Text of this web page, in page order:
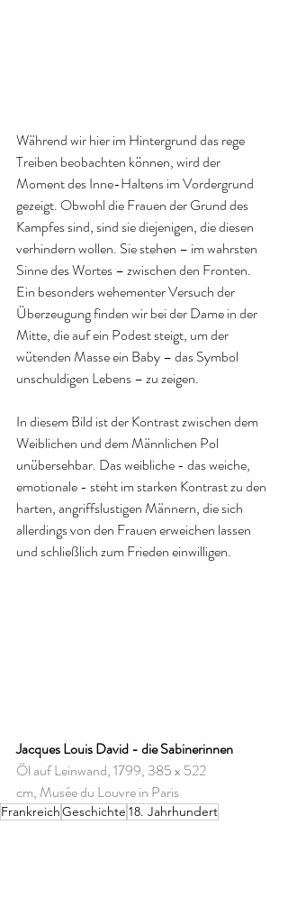
Während wir hier im Hintergrund das rege
Treiben beobachten können, wird der
Moment des Inne-Haltens im Vordergrund
gezeigt. Obwohl die Frauen der Grund des
Kampfes sind, sind sie diejenigen, die diesen
verhindern wollen. Sie stehen – im wahrsten
Sinne des Wortes – zwischen den Fronten.
Ein besonders wehementer Versuch der
Überzeugung finden wir bei der Dame in der
Mitte, die auf ein Podest steigt, um der
wütenden Masse ein Baby – das Symbol
unschuldigen Lebens – zu zeigen.
In diesem Bild ist der Kontrast zwischen dem
Weiblichen und dem Männlichen Pol
unübersehbar. Das weibliche - das weiche,
emotionale - steht im starken Kontrast zu den
harten, angriffslustigen Männern, die sich
allerdings von den Frauen erweichen lassen
und schließlich zum Frieden einwilligen.
Jacques Louis David - die Sabinerinnen
Öl auf Leinwand, 1799, 385 x 522
cm, Musée du Louvre in Paris
FrankreichGeschichte 18. Jahrhundert